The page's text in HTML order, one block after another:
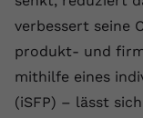
verbessert seine
produkt- und
mithilfe eines
(iSFP) – lässt